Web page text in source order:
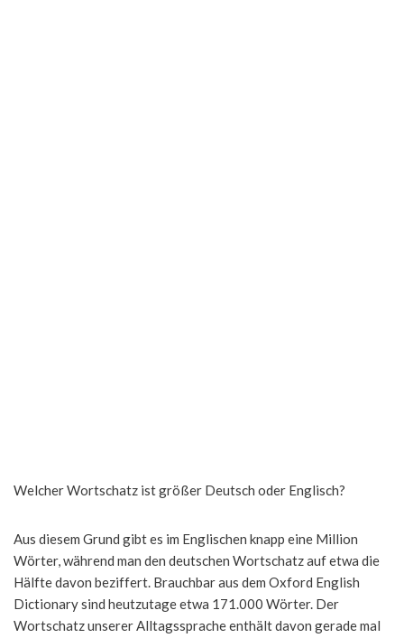
Welcher Wortschatz ist größer Deutsch oder Englisch?
Aus diesem Grund gibt es im Englischen knapp eine Million
Wörter, während man den deutschen Wortschatz auf etwa die
Hälfte davon beziffert. Brauchbar aus dem Oxford English
Dictionary sind heutzutage etwa 171.000 Wörter. Der
Wortschatz unserer Alltagssprache enthält davon gerade mal